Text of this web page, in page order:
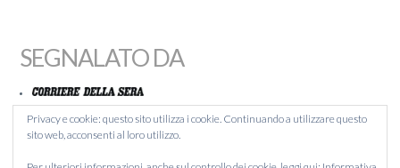
SEGNALATO DA
Privacy e cookie: questo sito utilizza i cookie. Continuando a utilizzare questo
sito web, acconsenti al loro utilizzo.